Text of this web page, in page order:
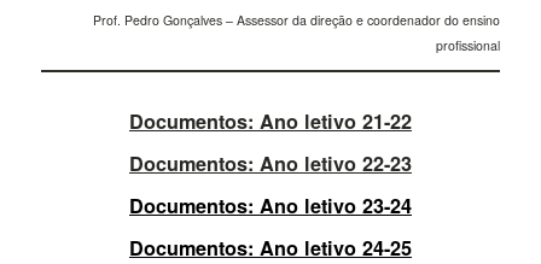
Prof. Pedro Gonçalves – Assessor da direção e coordenador do ensino
profissional
Documentos: Ano letivo 21-22
Documentos: Ano letivo 22-23
Documentos: Ano letivo 23-24
Documentos: Ano letivo 24-25